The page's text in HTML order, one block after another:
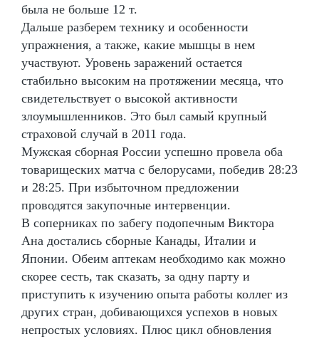
была не больше 12 т.
Дальше разберем технику и особенности
упражнения, а также, какие мышцы в нем
участвуют. Уровень заражений остается
стабильно высоким на протяжении месяца, что
свидетельствует о высокой активности
злоумышленников. Это был самый крупный
страховой случай в 2011 года.
Мужская сборная России успешно провела оба
товарищеских матча с белорусами, победив 28:23
и 28:25. При избыточном предложении
проводятся закупочные интервенции.
В соперниках по забегу подопечным Виктора
Ана достались сборные Канады, Италии и
Японии. Обеим аптекам необходимо как можно
скорее сесть, так сказать, за одну парту и
приступить к изучению опыта работы коллег из
других стран, добивающихся успехов в новых
непростых условиях. Плюс цикл обновления